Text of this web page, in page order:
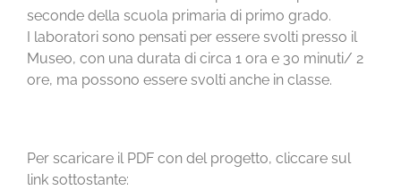
seconde della scuola primaria di primo grado.
I laboratori sono pensati per essere svolti presso il
Museo, con una durata di circa 1 ora e 30 minuti/ 2
ore, ma possono essere svolti anche in classe.
Per scaricare il PDF con del progetto, cliccare sul
link sottostante: